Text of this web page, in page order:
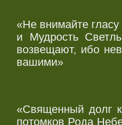
«Не внимайте
и Мудрость
возвещают, ибо
вашими»
«Священный долг
потомков Рода